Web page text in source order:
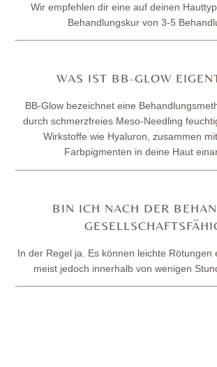
Wir empfehlen dir eine auf deinen
Behandlungskur von 3-5
WAS IST BB-GLOW
BB-Glow bezeichnet eine
durch schmerzfreies Meso-Needling
Wirkstoffe wie Hyaluron, zusammen
Farbpigmenten in deine Haut
BIN ICH NACH DER
In der Regel ja. Es können leichte Rötungen
meist jedoch innerhalb von wenigen